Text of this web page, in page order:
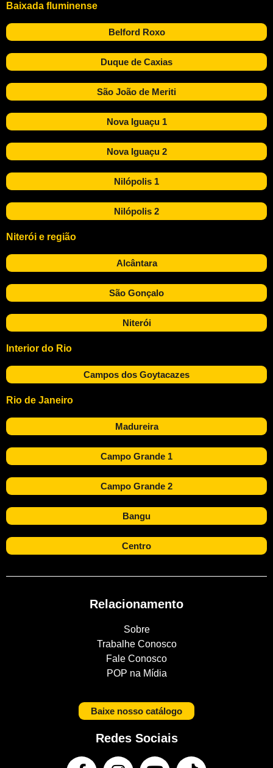
Baixada fluminense
Belford Roxo
Duque de Caxias
São João de Meriti
Nova Iguaçu 1
Nova Iguaçu 2
Nilópolis 1
Nilópolis 2
Niterói e região
Alcântara
São Gonçalo
Niterói
Interior do Rio
Campos dos Goytacazes
Rio de Janeiro
Madureira
Campo Grande 1
Campo Grande 2
Bangu
Centro
Relacionamento
Sobre
Trabalhe Conosco
Fale Conosco
POP na Mídia
Baixe nosso catálogo
Redes Sociais